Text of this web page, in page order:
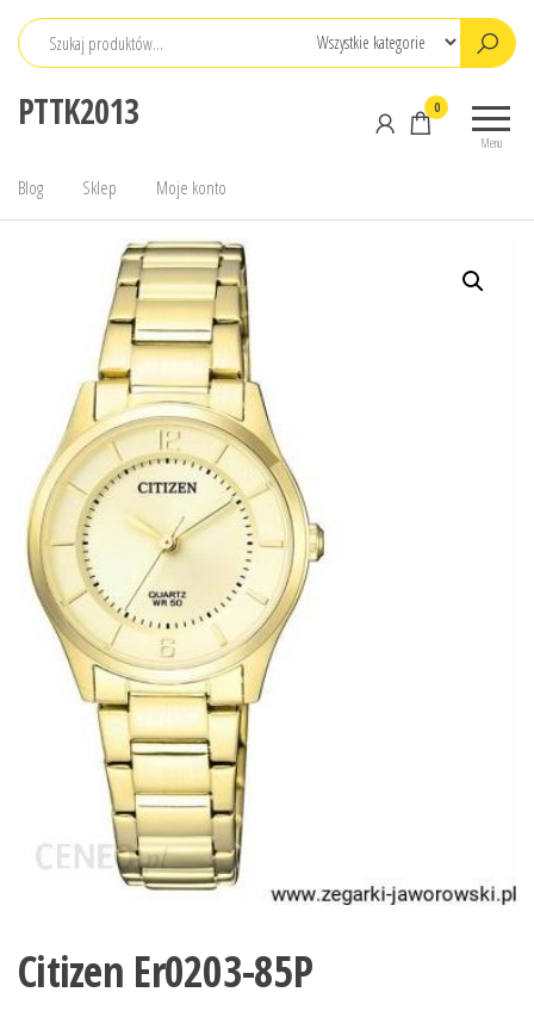
Przejdź
PTTK2013
Menu
0
Blog Sklep Moje konto
Citizen Er0203-85P